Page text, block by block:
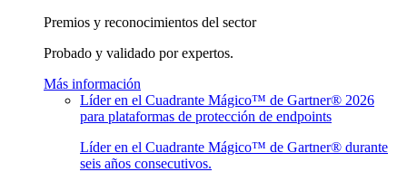
Premios y reconocimientos del sector
Probado y validado por expertos.
Más información
Líder en el Cuadrante Mágico™ de Gartner® 2026
para plataformas de protección de endpoints
Líder en el Cuadrante Mágico™ de Gartner® durante
seis años consecutivos.